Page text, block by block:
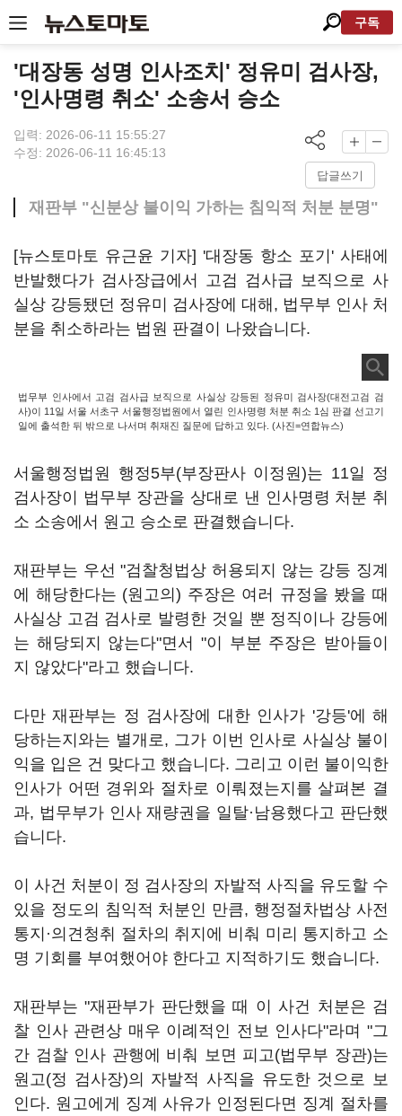
구독
'대장동 성명 인사조치' 정유미 검사장,
'인사명령 취소' 소송서 승소
입력: 2026-06-11 15:55:27
수정: 2026-06-11 16:45:13
답글쓰기
재판부 "신분상 불이익 가하는 침익적 처분 분명"
[뉴스토마토 유근윤 기자] '대장동 항소 포기' 사태에
반발했다가 검사장급에서 고검 검사급 보직으로 사
실상 강등됐던 정유미 검사장에 대해, 법무부 인사 처
분을 취소하라는 법원 판결이 나왔습니다.
법무부 인사에서 고검 검사급 보직으로 사실상 강등된 정유미 검사장(대전고검 검
사)이 11일 서울 서초구 서울행정법원에서 열린 인사명령 처분 취소 1심 판결 선고기
일에 출석한 뒤 밖으로 나서며 취재진 질문에 답하고 있다. (사진=연합뉴스)
서울행정법원 행정5부(부장판사 이정원)는 11일 정
검사장이 법무부 장관을 상대로 낸 인사명령 처분 취
소 소송에서 원고 승소로 판결했습니다.
재판부는 우선 "검찰청법상 허용되지 않는 강등 징계
에 해당한다는 (원고의) 주장은 여러 규정을 봤을 때
사실상 고검 검사로 발령한 것일 뿐 정직이나 강등에
는 해당되지 않는다"면서 "이 부분 주장은 받아들이
지 않았다"라고 했습니다.
다만 재판부는 정 검사장에 대한 인사가 '강등'에 해
당하는지와는 별개로, 그가 이번 인사로 사실상 불이
익을 입은 건 맞다고 했습니다. 그리고 이런 불이익한
인사가 어떤 경위와 절차로 이뤄졌는지를 살펴본 결
과, 법무부가 인사 재량권을 일탈·남용했다고 판단했
습니다.
이 사건 처분이 정 검사장의 자발적 사직을 유도할 수
있을 정도의 침익적 처분인 만큼, 행정절차법상 사전
통지·의견청취 절차의 취지에 비춰 미리 통지하고 소
명 기회를 부여했어야 한다고 지적하기도 했습니다.
재판부는 "재판부가 판단했을 때 이 사건 처분은 검
찰 인사 관련상 매우 이례적인 전보 인사다"라며 "그
간 검찰 인사 관행에 비춰 보면 피고(법무부 장관)는
원고(정 검사장)의 자발적 사직을 유도한 것으로 보
인다. 원고에게 징계 사유가 인정된다면 징계 절차를